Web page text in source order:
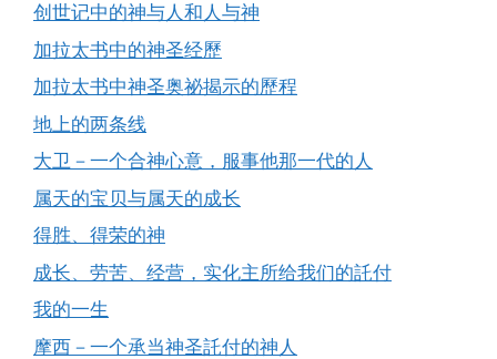
创世记中的神与人和人与神
加拉太书中的神圣经歷
加拉太书中神圣奥祕揭示的歷程
地上的两条线
大卫－一个合神心意，服事他那一代的人
属天的宝贝与属天的成长
得胜、得荣的神
成长、劳苦、经营，实化主所给我们的託付
我的一生
摩西－一个承当神圣託付的神人